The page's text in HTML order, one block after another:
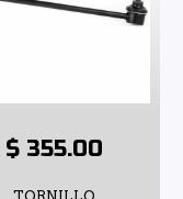
$ 355.00